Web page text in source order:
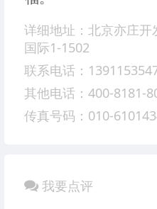
详细地址：北京亦庄
国际1-1502
联系电话：
其他电话：400-8181-
传真号码：010-
我要点评